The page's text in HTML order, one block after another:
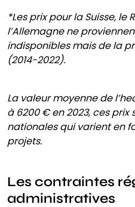
*Les prix pour la Suisse, le
l’Allemagne ne
indisponibles mais de la
(2014-2022).
La valeur moyenne de
à 6200 € en 2023, ces
nationales qui varient en
projets.
Les contraintes
administratives